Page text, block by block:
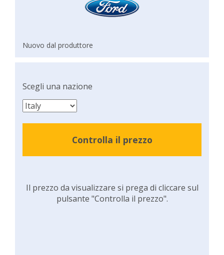
Nuovo dal produttore
Scegli una nazione
Controlla il prezzo
Il prezzo da visualizzare si prega di cliccare sul
pulsante "Controlla il prezzo".